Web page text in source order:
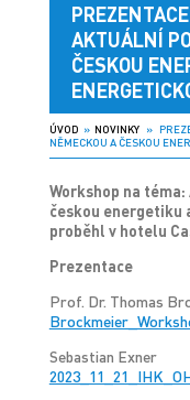
AKTUÁLNÍ
ČESKOU
ÚVOD » NOVINKY»
NĚMECKOU A ČESKOU
Workshop na
českou energetiku
proběhl v hotelu
Prezentace
Prof. Dr. Thomas
Sebastian Exner